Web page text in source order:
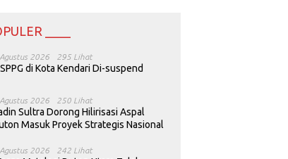
____
2026 295 Lihat
di Kota Kendari Di-suspend
2026 250 Lihat
Sultra Dorong Hilirisasi Aspal
Masuk Proyek Strategis Nasional
2026 242 Lihat